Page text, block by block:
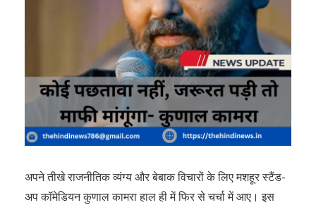
अपने तीखे राजनीतिक व्यंग्य और बेबाक विचारों के लिए मशहूर स्टैंड-
अप कॉमेडियन कुणाल कामरा हाल ही में फिर से चर्चा में आए। इस